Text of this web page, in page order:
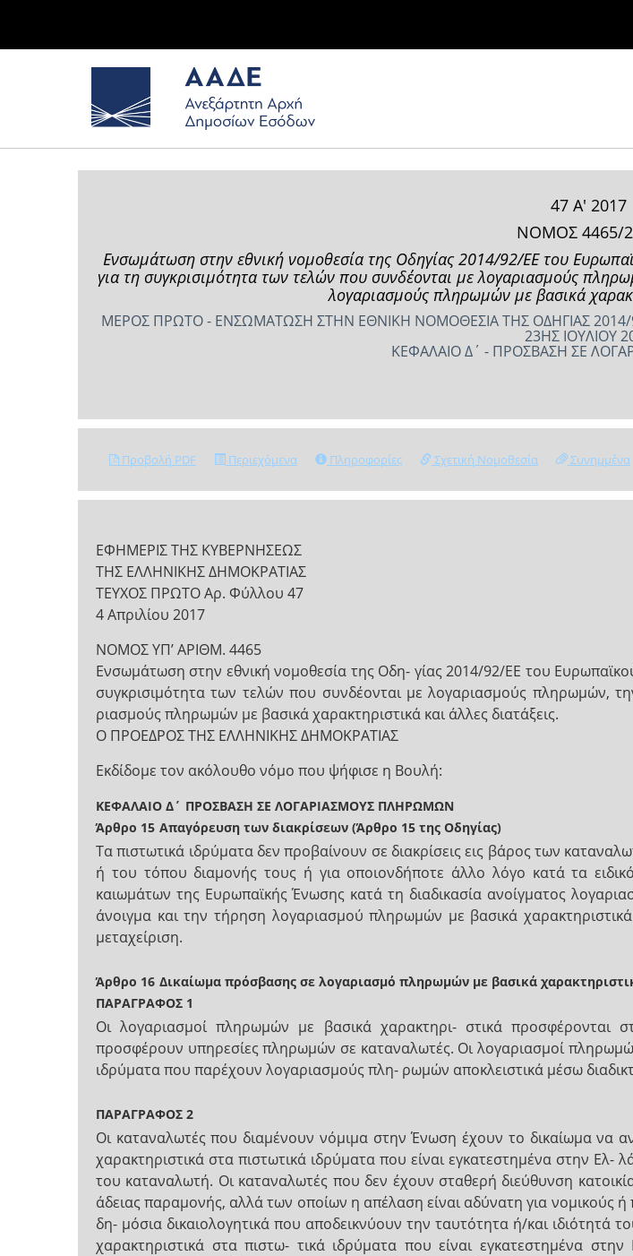
47 Α' 2017
ΝΟΜΟΣ 4465/
Ενσωμάτωση στην εθνική νομοθεσία της Οδηγίας 2014/92/ΕΕ του
για τη συγκρισιμότητα των τελών που συνδέονται με λογαριασμούς
λογαριασμούς πληρωμών με βασικά
ΜΕΡΟΣ ΠΡΩΤΟ - ΕΝΣΩΜΑΤΩΣΗ ΣΤΗΝ ΕΘΝΙΚΗ ΝΟΜΟΘΕΣΙΑ ΤΗΣ ΟΔΗΓΙΑΣ 2014/
23ΗΣ ΙΟΥΛΙΟΥ
ΚΕΦΑΛΑΙΟ Δ΄ - ΠΡΟΣΒΑΣΗ ΣΕ
Προβολή PDF Περιεχόμενα Πληροφορίες Σχετική Νομοθεσία Συνημμένα
ΕΦΗΜΕΡΙΣ ΤΗΣ ΚΥΒΕΡΝΗΣΕΩΣ
ΤΗΣ ΕΛΛΗΝΙΚΗΣ ΔΗΜΟΚΡΑΤΙΑΣ
ΤΕΥΧΟΣ ΠΡΩΤΟ Αρ. Φύλλου 47
4 Απριλίου 2017
NOMOΣ ΥΠ’ ΑΡΙΘΜ. 4465
Ενσωμάτωση στην εθνική νομοθεσία της Οδη- γίας 2014/92/ΕΕ του
συγκρισιμότητα των τελών που συνδέονται με λογαριασμούς πληρωμών,
ριασμούς πληρωμών με βασικά χαρακτηριστικά και άλλες διατάξεις.
Ο ΠΡΟΕΔΡΟΣ ΤΗΣ ΕΛΛΗΝΙΚΗΣ ΔΗΜΟΚΡΑΤΙΑΣ
Εκδίδομε τον ακόλουθο νόμο που ψήφισε η Βουλή:
ΚΕΦΑΛΑΙΟ Δ΄ ΠΡΟΣΒΑΣΗ ΣΕ ΛΟΓΑΡΙΑΣΜΟΥΣ ΠΛΗΡΩΜΩΝ
Άρθρο 15 Απαγόρευση των διακρίσεων (Άρθρο 15 της Οδηγίας)
Tα πιστωτικά ιδρύματα δεν προβαίνουν σε διακρίσεις εις βάρος των
ή του τόπου διαμονής τους ή για οποιονδήποτε άλλο λόγο κατά τα
καιωμάτων της Ευρωπαϊκής Ένωσης κατά τη διαδικασία ανοίγματος
άνοιγμα και την τήρηση λογαριασμού πληρωμών με βασικά
μεταχείριση.
Άρθρο 16 Δικαίωμα πρόσβασης σε λογαριασμό πληρωμών με βασικά
ΠΑΡΑΓΡΑΦΟΣ 1
Oι λογαριασμοί πληρωμών με βασικά χαρακτηρι- στικά
προσφέρουν υπηρεσίες πληρωμών σε καταναλωτές. Οι λογαριασμοί
ιδρύματα που παρέχουν λογαριασμούς πλη- ρωμών αποκλειστικά μέσω
ΠΑΡΑΓΡΑΦΟΣ 2
Οι καταναλωτές που διαμένουν νόμιμα στην Ένωση έχουν το δικαίωμα να
χαρακτηριστικά στα πιστωτικά ιδρύματα που είναι εγκατεστημένα στην
του καταναλωτή. Οι καταναλωτές που δεν έχουν σταθερή διεύθυνση
άδειας παραμονής, αλλά των οποίων η απέλαση είναι αδύνατη για νομικούς
δη- μόσια δικαιολογητικά που αποδεικνύουν την ταυτότητα ή/και
χαρακτηριστικά στα πιστω- τικά ιδρύματα που είναι εγκατεστημένα